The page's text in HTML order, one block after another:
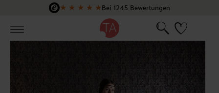
Zum Hauptinhalt springen
★ ★ ★ ★ ★Bei 1245 Bewertungen